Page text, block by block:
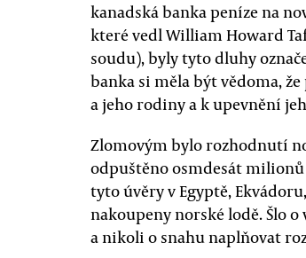
kanadská banka peníze na
které vedl William Howard
soudu), byly tyto dluhy
banka si měla být vědoma,
a jeho rodiny a k upevnění
Zlomovým bylo rozhodnutí
odpuštěno osmdesát
tyto úvěry v Egyptě,
nakoupeny norské lodě. Šlo
a nikoli o snahu naplňovat